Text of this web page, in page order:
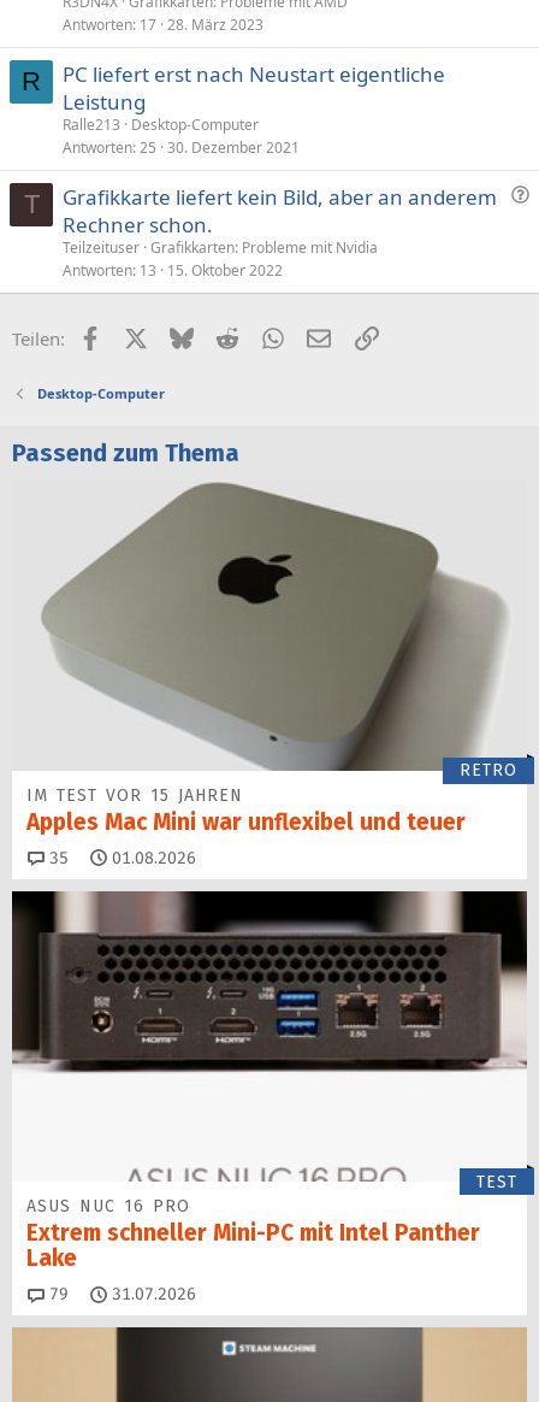
Antworten 17 28. März 2023
R
PC liefert erst nach Neustart eigentliche
Leistung
Ralle213
Desktop-Computer
Antworten 25 30. Dezember 2021
T
F
e
Grafikkarte liefert kein Bild, aber an anderem
Rechner schon.
Teilzeituser Grafikkarten: Probleme mit Nvidia
Antworten 13 15. Oktober 2022
Teilen: FacebookX (Twitter)
BlueskyRedditWhatsApp
E-MailLink
Desktop-Computer
Passend zum Thema
RETRO
IM TEST VOR 15 JAHREN
Apples Mac Mini war unflexibel und teuer
35 Kommentare
01.08.2026
TEST
ASUS NUC 16 PRO
Extrem schneller Mini-PC mit Intel Panther
Lake
79 Kommentare
31.07.2026